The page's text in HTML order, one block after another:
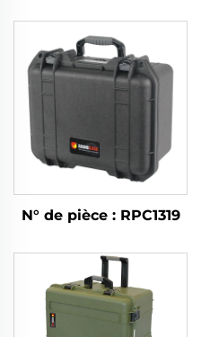
N° de pièce : RPC1319